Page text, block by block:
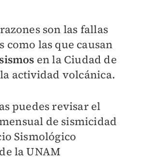
son las fallas
como las que causan
en la Ciudad de
actividad volcánica.
puedes revisar el
de sismicidad
Sismológico
la UNAM